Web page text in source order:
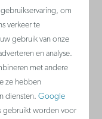
in
om
verkeer te
gebruik van onze
en analyse.
met andere
ze hebben
diensten.Google
gebruikt worden voor